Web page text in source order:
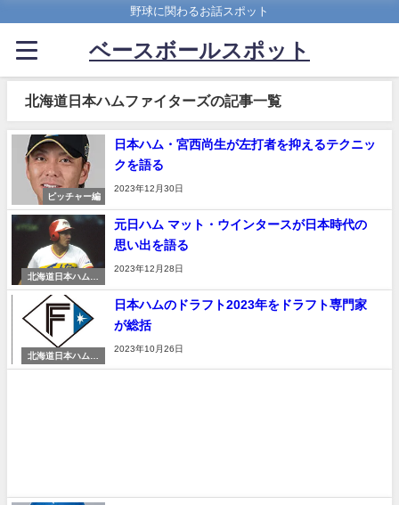
野球に関わるお話スポット
ベースボールスポット
北海道日本ハムファイターズの記事一覧
ピッチャー編
日本ハム・宮西尚生が左打者を抑えるテクニッ
クを語る
2023年12月30日
北海道日本ハムフ
ァイターズ
元日ハム マット・ウインタースが日本時代の
思い出を語る
2023年12月28日
北海道日本ハムフ
ァイターズ
日本ハムのドラフト2023年をドラフト専門家
が総括
2023年10月26日